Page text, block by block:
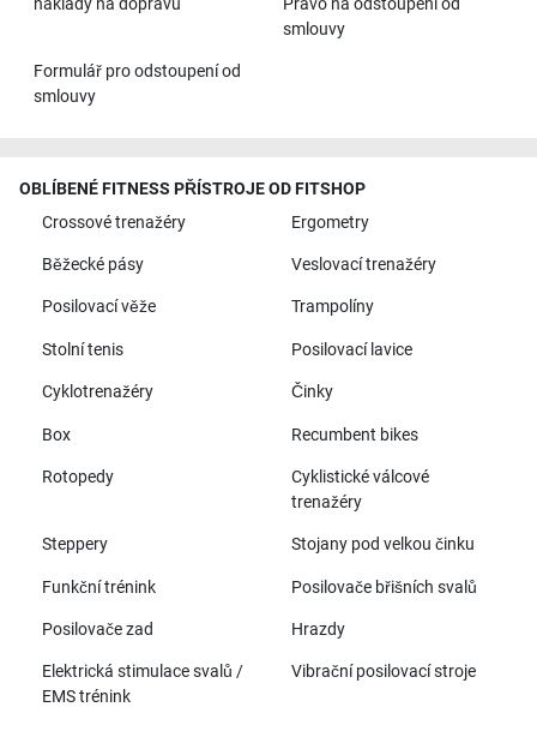
náklady na dopravu
Právo na odstoupení od
smlouvy
Formulář pro odstoupení od
smlouvy
OBLÍBENÉ FITNESS PŘÍSTROJE OD FITSHOP
Crossové trenažéry
Ergometry
Běžecké pásy Veslovací trenažéry
Posilovací věže Trampolíny
Stolní tenis Posilovací lavice
Cyklotrenažéry Činky
Box Recumbent bikes
Rotopedy
Cyklistické válcové
trenažéry
Steppery Stojany pod velkou činku
Funkční trénink Posilovače břišních svalů
Posilovače zad Hrazdy
Elektrická stimulace svalů /
EMS trénink
Vibrační posilovací stroje